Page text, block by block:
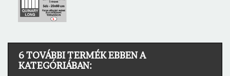
6 TOVÁBBI TERMÉK EBBEN A
KATEGÓRIÁBAN: